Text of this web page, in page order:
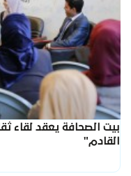
بيت الصحافة يعقد لقاء
القادم"